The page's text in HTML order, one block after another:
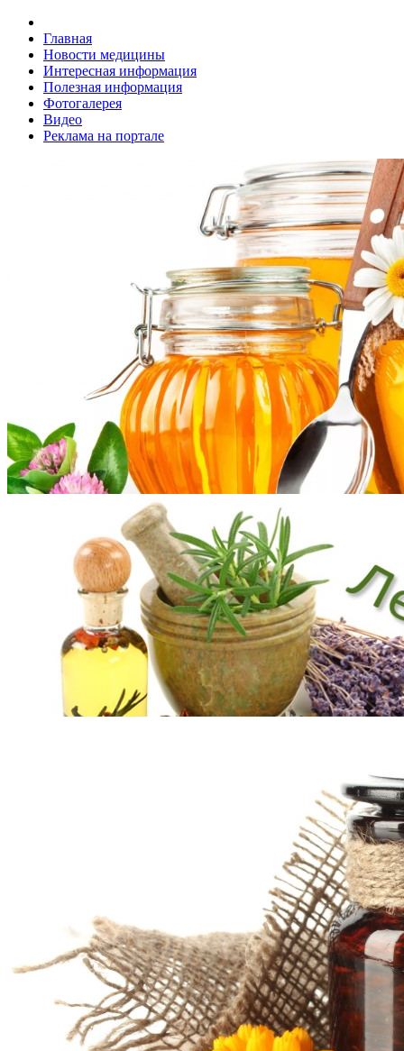
Главная
Новости медицины
Интересная информация
Полезная информация
Фотогалерея
Видео
Реклама на портале